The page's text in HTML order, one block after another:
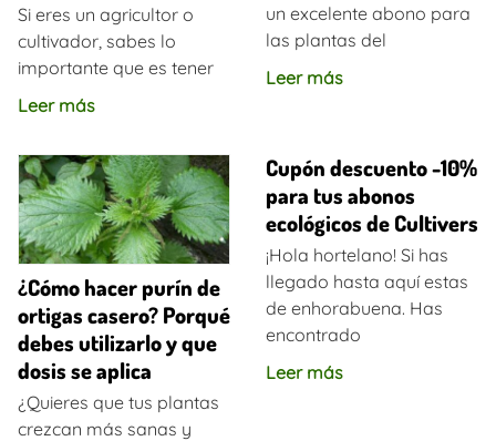
Si eres un agricultor o
cultivador, sabes lo
importante que es tener
Leer más
un excelente abono para
las plantas del
Leer más
¿Cómo hacer purín de
ortigas casero? Porqué
debes utilizarlo y que
dosis se aplica
¿Quieres que tus plantas
crezcan más sanas y
Cupón descuento -10%
para tus abonos
ecológicos de Cultivers
¡Hola hortelano! Si has
llegado hasta aquí estas
de enhorabuena. Has
encontrado
Leer más